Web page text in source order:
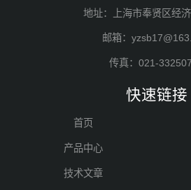
地址：上海市奉贤区经
邮箱：
传真：021-
快速链接
首页
产品中心
技术文章